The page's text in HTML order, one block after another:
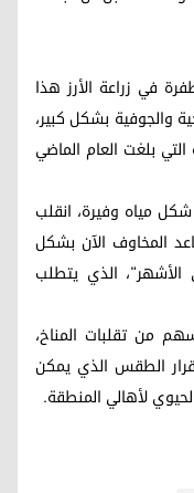
في زراعة الأرز هذا
والجوفية بشكل كبير،
بلغت العام الماضي
مياه وفيرة، انقلب
المخاوف الآن بشكل
الذي يتطلب
من تقلبات المناخ،
الطقس الذي يمكن
لأهالي المنطقة.